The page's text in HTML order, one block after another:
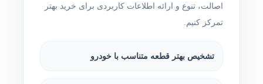
اصالت، تنوع و ارائه اطلاعات کاربردی برای خرید بهتر
تمرکز کنیم.
تشخیص بهتر قطعه متناسب با خودرو